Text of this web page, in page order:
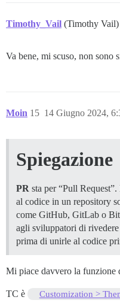
Timothy_Vail (Timothy Vail)
Va bene, mi scuso, non sono
Moin 14 Giugno 2024,
15
Spiegazione
PR sta per “Pull
al codice in un repository
come GitHub, GitLab o
agli sviluppatori di
prima di unirle al codice
Mi piace davvero la funzione
TC è Customization >